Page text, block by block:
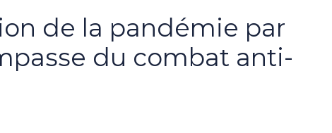
de la pandémie par
du combat anti-